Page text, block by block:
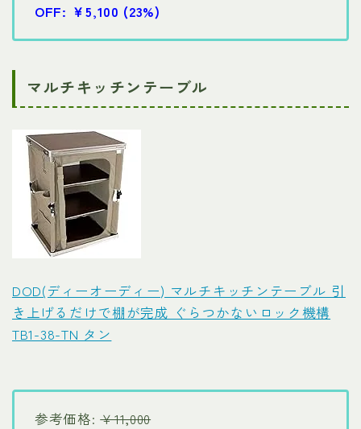
OFF: ￥5,100 (23%)
マルチキッチンテーブル
DOD(ディーオーディー) マルチキッチンテーブル 引
き上げるだけで棚が完成 ぐらつかないロック機構
TB1-38-TN タン
参考価格:￥11,000